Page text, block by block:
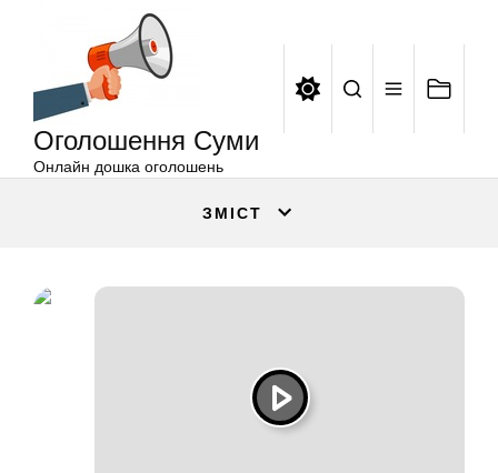
Оголошення Суми
Онлайн дошка оголошень
ЗМІСТ